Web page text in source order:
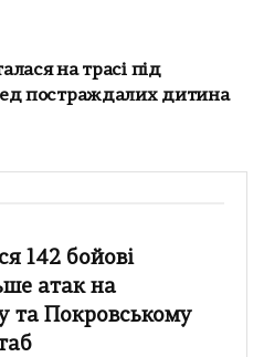
на трасі під
постраждалих дитина
142 бойові
атак на
та Покровському